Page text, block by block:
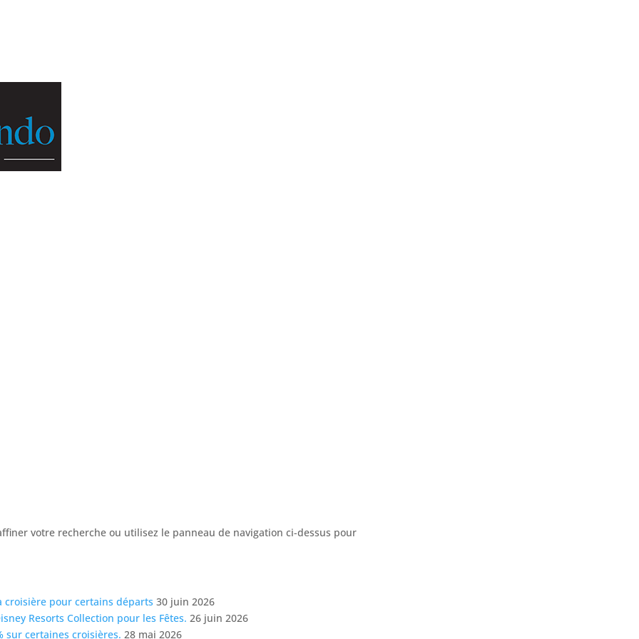
votre recherche ou utilisez le panneau de navigation ci-dessus pour
croisière pour certains départs 30 juin 2026
Resorts Collection pour les Fêtes. 26 juin 2026
sur certaines croisières. 28 mai 2026